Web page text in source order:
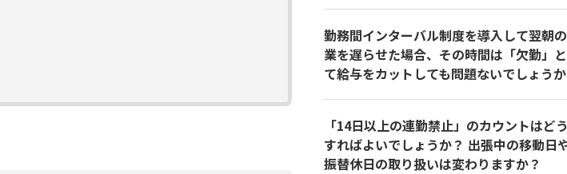
勤務間インターバル制度を導入して翌朝
業を遅らせた場合、その時間は「欠勤」
て給与をカットしても問題ないでしょう
「14日以上の連勤禁止」のカウントはど
すればよいでしょうか？ 出張中の移動日
振替休日の取り扱いは変わりますか？